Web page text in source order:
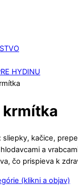
HYDINU
krmítka
sliepky, kačice,
a
čo prispieva k
(klikni a objav)